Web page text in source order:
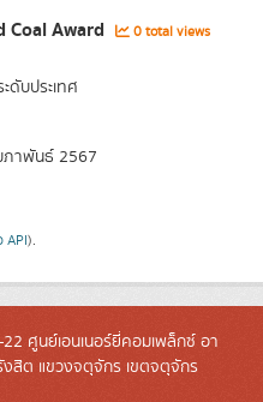
Award
0 total views
ดับประเทศ
าพันธ์ 2567
API).
ศูนย์เอนเนอร์ยี่คอมเพล็กซ์ อา
สิต แขวงจตุจักร เขตจตุจักร